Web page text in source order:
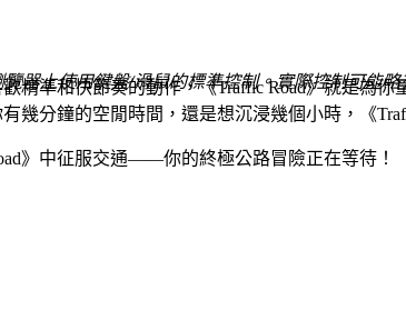
精準和快節奏的動作，《Traffic Road》就是為
幾分鐘的空閒時間，還是想沉浸幾個小時，《
》中征服交通——你的終極公路冒險正在等待！
器上使用鍵盤/滑鼠的標準控制。實際控制可能略